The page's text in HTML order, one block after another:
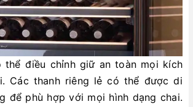
thể điều chỉnh giữ an toàn mọi kích
Các thanh riêng lẻ có thể được di
để phù hợp với mọi hình dạng chai.